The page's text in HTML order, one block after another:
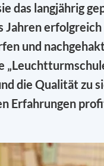
das langjährig
Jahren
und
die Qualität zu
Erfahrungen